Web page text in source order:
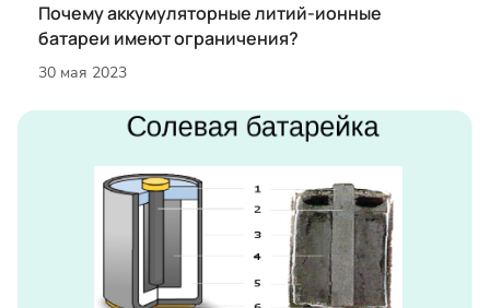
Почему аккумуляторные литий-ионные
батареи имеют ограничения?
30 мая 2023